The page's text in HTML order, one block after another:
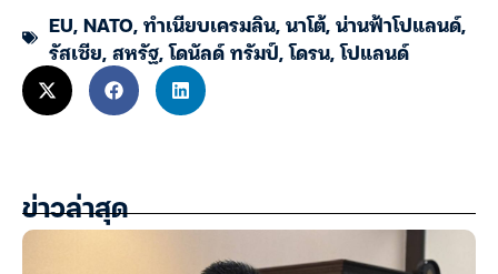
EU,NATO,ทำเนียบเครมลิน,นาโต้,น่านฟ้าโปแลนด์,
รัสเซีย,สหรัฐ,โดนัลด์ ทรัมป์,โดรน,โปแลนด์
ข่าวล่าสุด